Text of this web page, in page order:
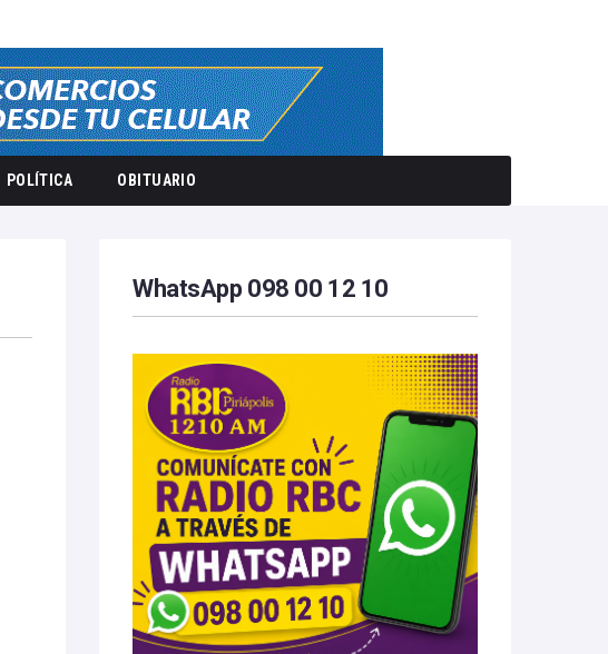
POLÍTICA OBITUARIO
WhatsApp 098 00 12 10